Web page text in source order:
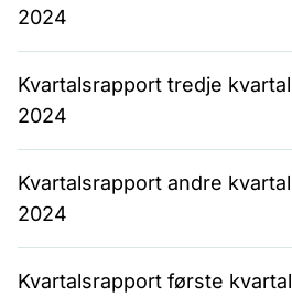
2024
Kvartalsrapport tredje kvartal
2024
Kvartalsrapport andre kvartal
2024
Kvartalsrapport første kvartal